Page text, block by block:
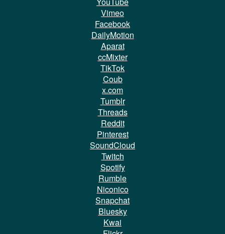
Vimeo
Facebook
DailyMotion
Aparat
ccMixter
TikTok
Coub
x.com
Tumblr
Threads
Reddit
Pinterest
SoundCloud
Twitch
Spotify
Rumble
Niconico
Snapchat
Bluesky
Kwai